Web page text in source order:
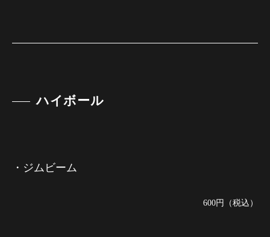
ハイボール
・ジムビーム
600円（税込）